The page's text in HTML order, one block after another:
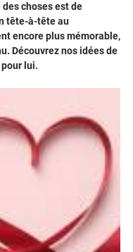
choses est de
tête-à-tête au
encore plus mémorable,
Découvrez nos idées de
lui.